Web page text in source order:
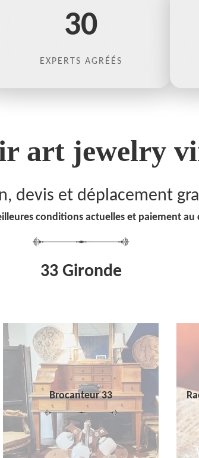
30
EXPERTS AGRÉÉS
art jewelry
devis et déplacement
conditions actuelles et paiement
33 Gironde
Brocanteur 33